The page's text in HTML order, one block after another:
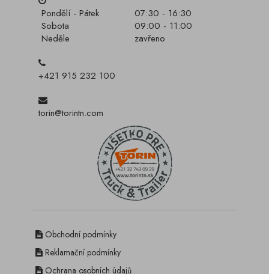
Pondělí - Pátek
07:30 - 16:30
Sobota
09:00 - 11:00
Neděle
zavřeno
+421 915 232 100
torin@torintn.com
Obchodní podmínky
Reklamační podmínky
Ochrana osobních údajů